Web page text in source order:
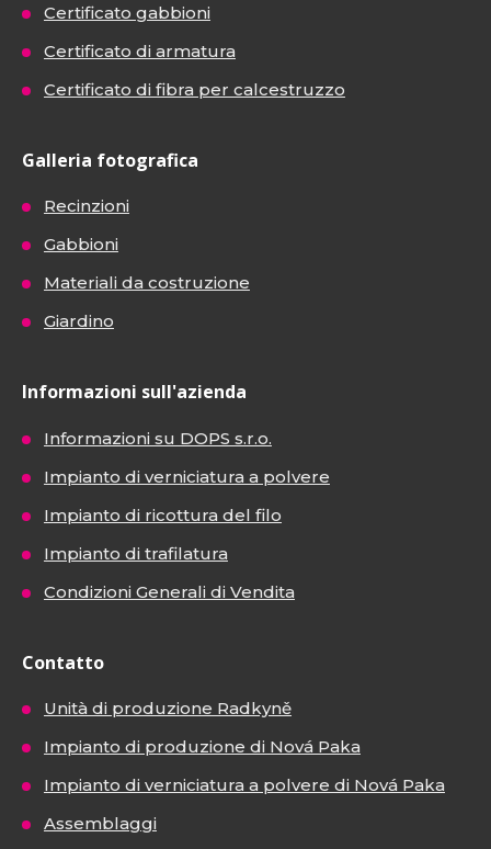
Certificato gabbioni
Certificato di armatura
Certificato di fibra per calcestruzzo
Galleria fotografica
Recinzioni
Gabbioni
Materiali da costruzione
Giardino
Informazioni sull'azienda
Informazioni su DOPS s.r.o.
Impianto di verniciatura a polvere
Impianto di ricottura del filo
Impianto di trafilatura
Condizioni Generali di Vendita
Contatto
Unità di produzione Radkyně
Impianto di produzione di Nová Paka
Impianto di verniciatura a polvere di Nová Paka
Assemblaggi